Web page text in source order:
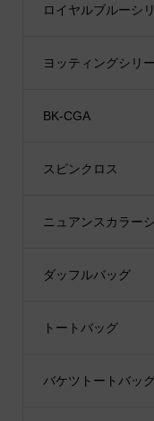
ロイヤルブルーシ
ヨッティングシリ
BK-CGA
スピンクロス
ニュアンスカラー
ダッフルバッグ
トートバッグ
バケツトートバッ